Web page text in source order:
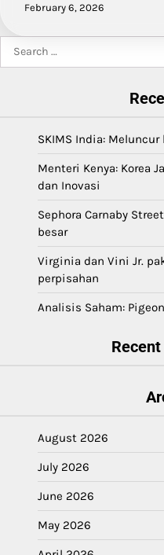
February 6, 2026
SKIMS India:
Menteri Kenya: Korea
dan Inovasi
Sephora Carnaby
besar
Virginia dan Vini Jr.
perpisahan
Analisis Saham:
August 2026
July 2026
June 2026
May 2026